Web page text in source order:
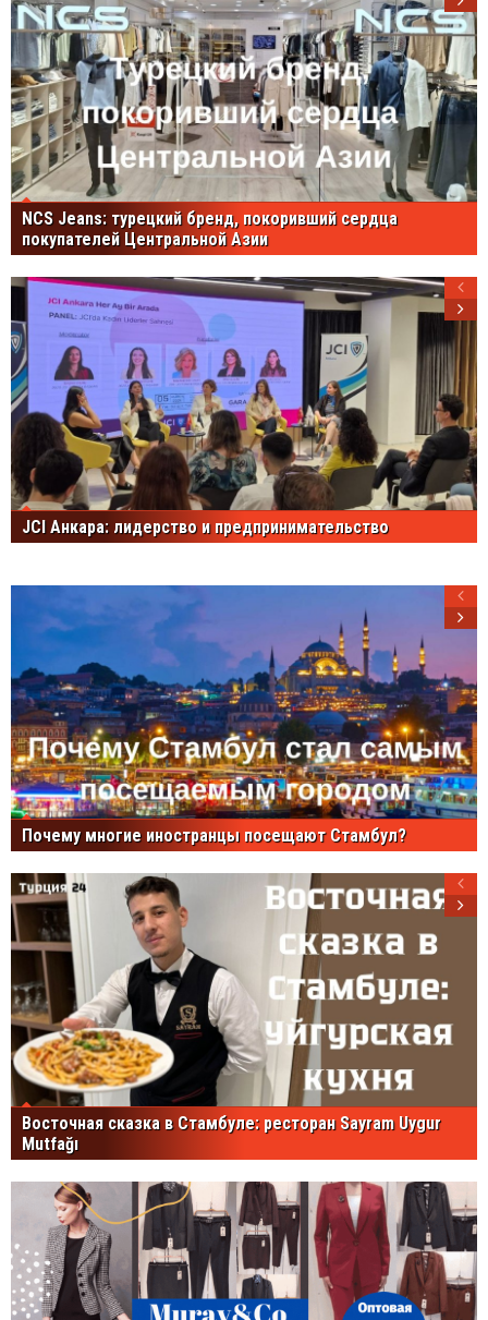
NCS Jeans: турецкий бренд, покоривший сердца
покупателей Центральной Азии
JCI Анкара: лидерство и предпринимательство
Почему многие иностранцы посещают Стамбул?
Восточная сказка в Стамбуле: ресторан Sayram Uygur
Mutfağı